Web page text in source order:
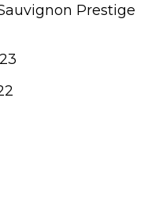
Prestige